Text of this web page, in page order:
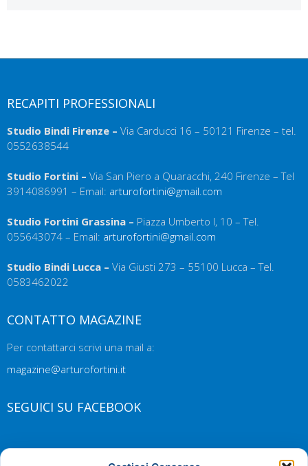
RECAPITI PROFESSIONALI
Studio Bindi Firenze – Via Carducci 16 – 50121 Firenze – tel.
0552638544
Studio Fortini – Via San Piero a Quaracchi, 240 Firenze – Tel
3914086991 – Email: arturofortini@gmail.com
Studio Fortini Grassina – Piazza Umberto I, 10 – Tel.
055643074 – Email: arturofortini@gmail.com
Studio Bindi Lucca – Via Giusti 273 – 55100 Lucca – Tel.
0583462022
CONTATTO MAGAZINE
Per contattarci scrivi una mail a:
magazine@arturofortini.it
SEGUICI SU FACEBOOK